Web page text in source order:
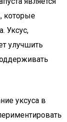
которые
Уксус,
улучшить
уксуса в